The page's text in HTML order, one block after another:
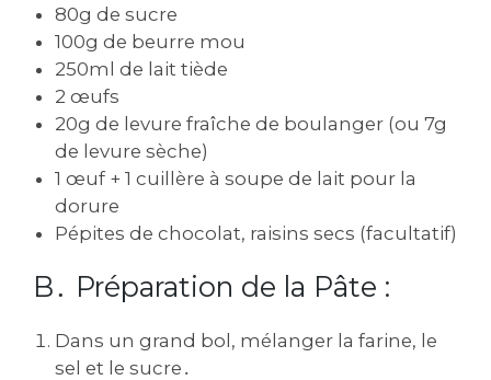
80g de sucre
100g de beurre mou
250ml de lait tiède
2 œufs
20g de levure fraîche de boulanger (ou 7g
de levure sèche)
1 œuf + 1 cuillère à soupe de lait pour la
dorure
Pépites de chocolat‚ raisins secs (facultatif)
B․ Préparation de la Pâte :
Dans un grand bol‚ mélanger la farine‚ le
sel et le sucre․